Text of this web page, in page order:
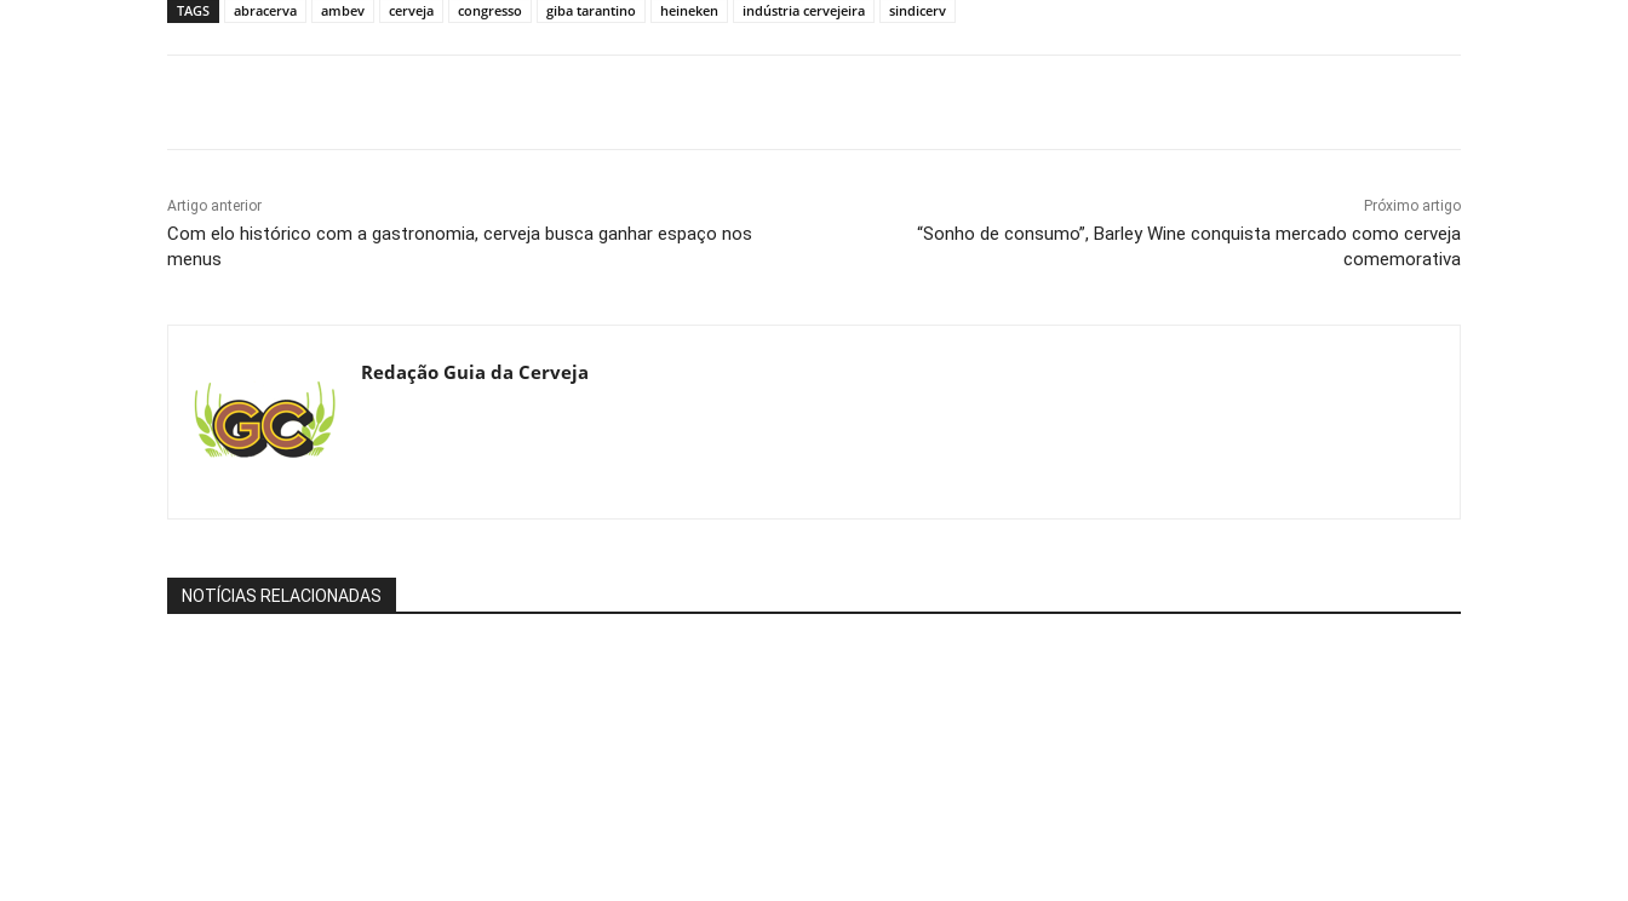
TAGS abracerva ambev cerveja congresso giba tarantino heineken indústria cervejeira sindicerv
Artigo anterior
Com elo histórico com a gastronomia, cerveja busca ganhar espaço nos
menus
Próximo artigo
“Sonho de consumo”, Barley Wine conquista mercado como cerveja
comemorativa
Redação Guia da Cerveja
NOTÍCIAS RELACIONADAS